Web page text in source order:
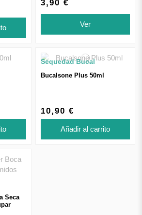
3,90 €
Ver
Sequedad Bucal
Bucalsone Plus 50ml
10,90 €
Añadir al carrito
Seca